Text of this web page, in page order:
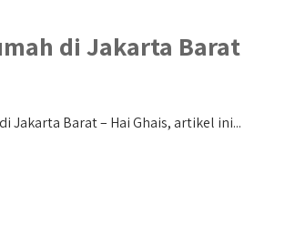
di Jakarta Barat
Jakarta Barat – Hai Ghais, artikel ini...